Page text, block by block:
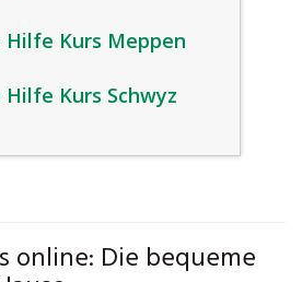
Hilfe Kurs Meppen
Hilfe Kurs Schwyz
online: Die bequeme